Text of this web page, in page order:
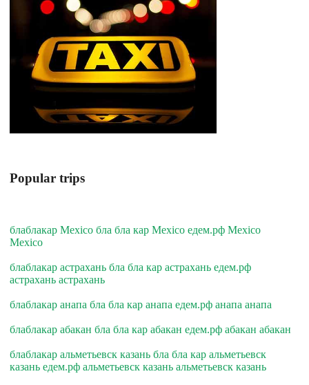
Popular trips
блаблакар Mexico бла бла кар Mexico едем.рф Mexico
Mexico
блаблакар астрахань бла бла кар астрахань едем.рф
астрахань астрахань
блаблакар анапа бла бла кар анапа едем.рф анапа анапа
блаблакар абакан бла бла кар абакан едем.рф абакан абакан
блаблакар альметьевск казань бла бла кар альметьевск
казань едем.рф альметьевск казань альметьевск казань